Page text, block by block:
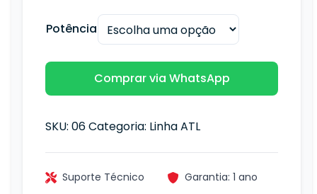
Potência
Comprar via WhatsApp
SKU: 06Categoria: Linha ATL
Suporte Técnico Garantia: 1 ano